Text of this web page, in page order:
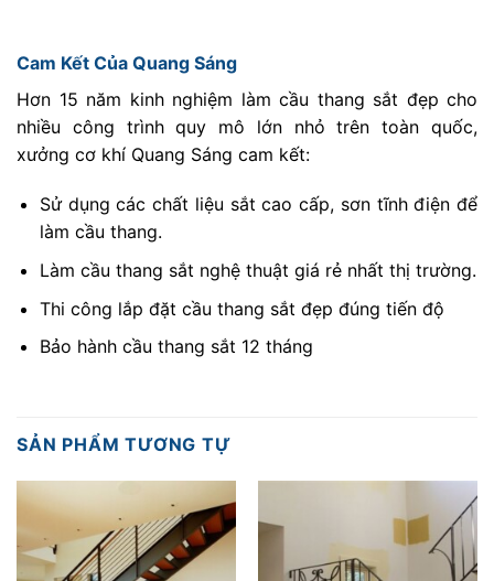
Cam Kết Của Quang Sáng
Hơn 15 năm kinh nghiệm làm cầu thang sắt đẹp cho
nhiều công trình quy mô lớn nhỏ trên toàn quốc,
xưởng cơ khí Quang Sáng cam kết:
Sử dụng các chất liệu sắt cao cấp, sơn tĩnh điện để
làm cầu thang.
Làm cầu thang sắt nghệ thuật giá rẻ nhất thị trường.
Thi công lắp đặt cầu thang sắt đẹp đúng tiến độ
Bảo hành cầu thang sắt 12 tháng
SẢN PHẨM TƯƠNG TỰ